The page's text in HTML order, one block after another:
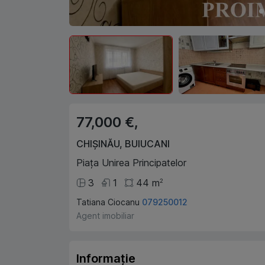
77,000 €,
CHIȘINĂU, BUIUCANI
Piața Unirea Principatelor
3
1 44 m2
Tatiana Ciocanu 079250012
Agent imobiliar
Informație